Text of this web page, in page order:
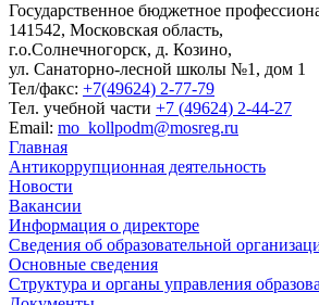
Государственное бюджетное
141542, Московская область,
г.о.Солнечногорск, д. Козино,
ул. Санаторно-лесной школы №1, дом 1
Тел/факс: +7(49624) 2-77-79
Тел. учебной части +7 (49624) 2-44-27
Email: mo_kollpodm@mosreg.ru
Главная
Антикоррупционная деятельность
Новости
Вакансии
Информация о директоре
Сведения об образовательной
Основные сведения
Структура и органы управления